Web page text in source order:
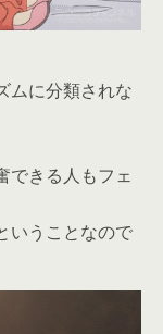
ムに分類されな
できる人もフェ
いうことなので